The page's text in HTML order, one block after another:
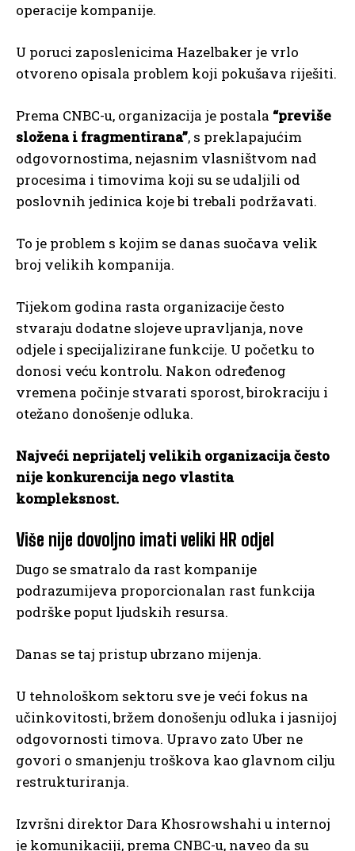
operacije kompanije.
U poruci zaposlenicima Hazelbaker je vrlo
otvoreno opisala problem koji pokušava riješiti.
Prema CNBC-u, organizacija je postala “previše
složena i fragmentirana”, s preklapajućim
odgovornostima, nejasnim vlasništvom nad
procesima i timovima koji su se udaljili od
poslovnih jedinica koje bi trebali podržavati.
To je problem s kojim se danas suočava velik
broj velikih kompanija.
Tijekom godina rasta organizacije često
stvaraju dodatne slojeve upravljanja, nove
odjele i specijalizirane funkcije. U početku to
donosi veću kontrolu. Nakon određenog
vremena počinje stvarati sporost, birokraciju i
otežano donošenje odluka.
Najveći neprijatelj velikih organizacija često
nije konkurencija nego vlastita
kompleksnost.
Više nije dovoljno imati veliki HR odjel
Dugo se smatralo da rast kompanije
podrazumijeva proporcionalan rast funkcija
podrške poput ljudskih resursa.
Danas se taj pristup ubrzano mijenja.
U tehnološkom sektoru sve je veći fokus na
učinkovitosti, bržem donošenju odluka i jasnijoj
odgovornosti timova. Upravo zato Uber ne
govori o smanjenju troškova kao glavnom cilju
restrukturiranja.
Izvršni direktor Dara Khosrowshahi u internoj
je komunikaciji, prema CNBC-u, naveo da su